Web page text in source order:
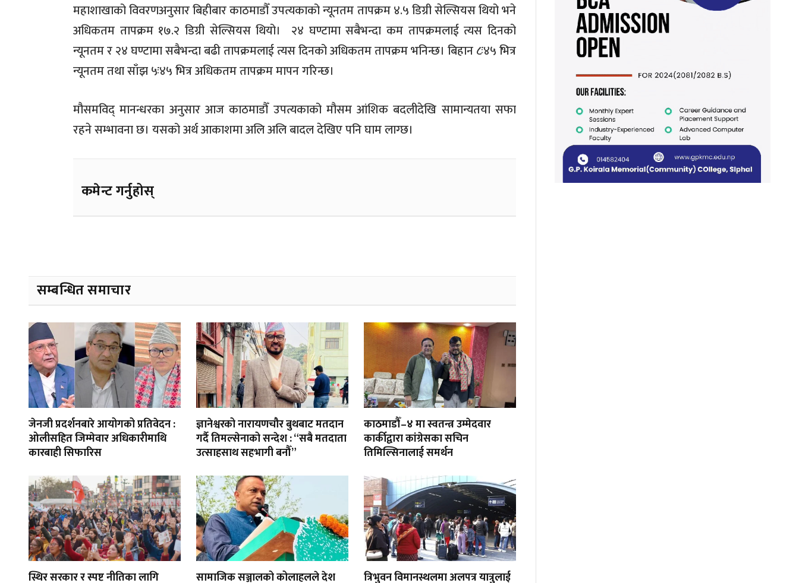
महाशाखाको विवरणअनुसार बिहीबार काठमाडौँ उपत्यकाको न्यूनतम तापक्रम ४.५ डिग्री सेल्सियस थियो भने
अधिकतम तापक्रम १७.२ डिग्री सेल्सियस थियो। २४ घण्टामा सबैभन्दा कम तापक्रमलाई त्यस दिनको
न्यूनतम र २४ घण्टामा सबैभन्दा बढी तापक्रमलाई त्यस दिनको अधिकतम तापक्रम भनिन्छ। बिहान ८ः४५ भित्र
न्यूनतम तथा साँझ ५ः४५ भित्र अधिकतम तापक्रम मापन गरिन्छ।
मौसमविद् मानन्धरका अनुसार आज काठमाडौँ उपत्यकाको मौसम आंशिक बदलीदेखि सामान्यतया सफा
रहने सम्भावना छ। यसको अर्थ आकाशमा अलि अलि बादल देखिए पनि घाम लाग्छ।
कमेन्ट गर्नुहोस्
सम्बन्धित समाचार
जेनजी प्रदर्शनबारे आयोगको प्रतिवेदन :
ओलीसहित जिम्मेवार अधिकारीमाथि
कारबाही सिफारिस
ज्ञानेश्वरको नारायणचौर बुथबाट मतदान
गर्दै तिमल्सेनाको सन्देश : “सबै मतदाता
उत्साहसाथ सहभागी बनौँ”
काठमाडौँ–४ मा स्वतन्त्र उम्मेदवार
कार्कीद्वारा कांग्रेसका सचिन
तिमिल्सिनालाई समर्थन
स्थिर सरकार र स्पष्ट नीतिका लागि
सामाजिक सञ्जालको कोलाहलले देश
त्रिभुवन विमानस्थलमा अलपत्र यात्रुलाई